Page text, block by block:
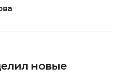
новые